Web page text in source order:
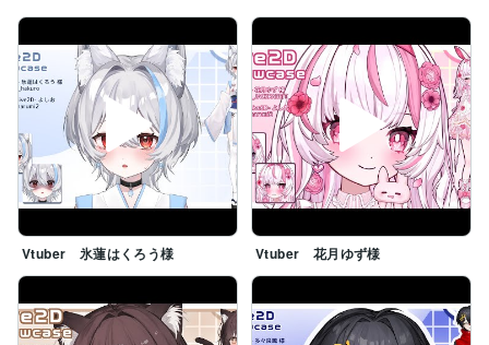
Vtuber 氷蓮はくろう様 Vtuber 花月ゆず様